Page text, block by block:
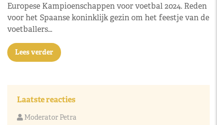
Europese Kampioenschappen voor voetbal 2024. Reden
voor het Spaanse koninklijk gezin om het feestje van de
voetballers…
Lees verder
Laatste reacties
Moderator Petra